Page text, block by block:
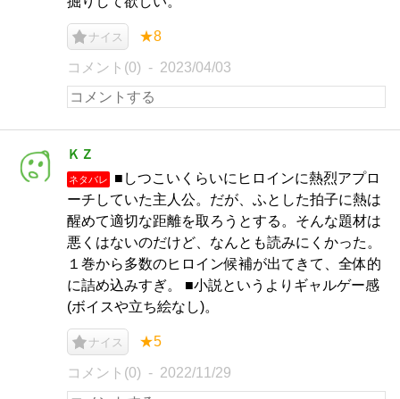
ナイス ★8
コメント(0) 2023/04/03
ＫＺ
ネタバレ
■しつこいくらいにヒロインに熱烈アプロ
ーチしていた主人公。だが、ふとした拍子に熱は
醒めて適切な距離を取ろうとする。そんな題材は
悪くはないのだけど、なんとも読みにくかった。
１巻から多数のヒロイン候補が出てきて、全体的
に詰め込みすぎ。 ■小説というよりギャルゲー感
(ボイスや立ち絵なし)。
ナイス ★5
コメント(0) 2022/11/29